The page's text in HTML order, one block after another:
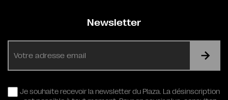
Newsletter
RGPD
Je souhaite recevoir la newsletter du Plaza. La désinscription